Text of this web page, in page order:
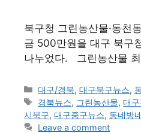
북구청 그린농산물·동
금 500만원을 대구 북구
나누었다. 그린농산물 최
Categories
대구/경북,대구북구뉴스,
Tags
경북뉴스, 그린농산물,대
시북구, 대구중구뉴스, 동네방
Leave a comment